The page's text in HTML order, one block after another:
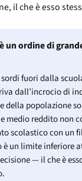
il che è esso
un ordine di
fuori dalla
dall’incrocio di
della popolazione
medio reddito non
scolastico con un
è un limite inferiore
— il che è